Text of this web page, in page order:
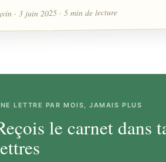
· 3 juin 2025 · 5 min de lecture
LETTRE PAR MOIS, JAMAIS PLUS
le carnet dans